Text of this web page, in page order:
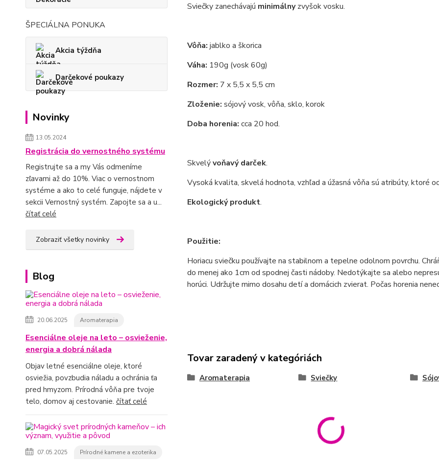
ŠPECIÁLNA PONUKA
Akcia týždňa
Darčekové poukazy
Novinky
13.05.2024
Registrácia do vernostného systému
Registrujte sa a my Vás odmeníme
zľavami až do 10%. Viac o vernostnom
systéme a ako to celé funguje, nájdete v
sekcii Vernostný systém. Zapojte sa a u...
čítať celé
Zobraziť všetky novinky
Blog
20.06.2025 Aromaterapia
Esenciálne oleje na leto – osvieženie,
energia a dobrá nálada
Objav letné esenciálne oleje, ktoré
osviežia, povzbudia náladu a ochránia ťa
pred hmyzom. Prírodná vôňa pre tvoje
telo, domov aj cestovanie. čítať celé
07.05.2025 Prírodné kamene a ezoterika
Sviečky zanechávajú minimálnyzvyšok vosku.
Vôňa: jablko a škorica
Váha: 190g (vosk 60g)
Rozmer: 7 x 5,5 x 5,5 cm
Zloženie: sójový vosk, vôňa, sklo, korok
Doba horenia: cca 20 hod.
Skvelývoňavý darček.
Vysoká kvalita, skvelá hodnota, vzhľad a úžasná vôňa sú atribúty, ktoré
Ekologický produkt.
Použitie:
Horiacu sviečku používajte na stabilnom a tepelne odolnom povrchu.
do menej ako 1cm od spodnej časti nádoby. Nedotýkajte sa alebo
horúci. Udržujte mimo dosahu detí a domácich zvierat. Počas horenia
Tovar zaradený v kategóriách
Aromaterapia Sviečky